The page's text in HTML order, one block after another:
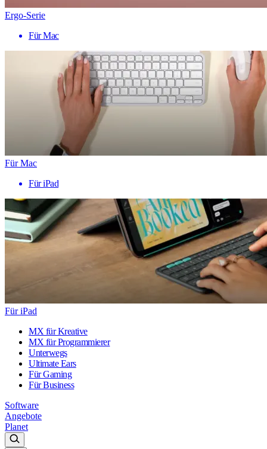
Ergo-Serie
Für Mac
Für Mac
Für iPad
Für iPad
MX für Kreative
MX für Programmierer
Unterwegs
Ultimate Ears
Für Gaming
Für Business
Software
Angebote
Planet